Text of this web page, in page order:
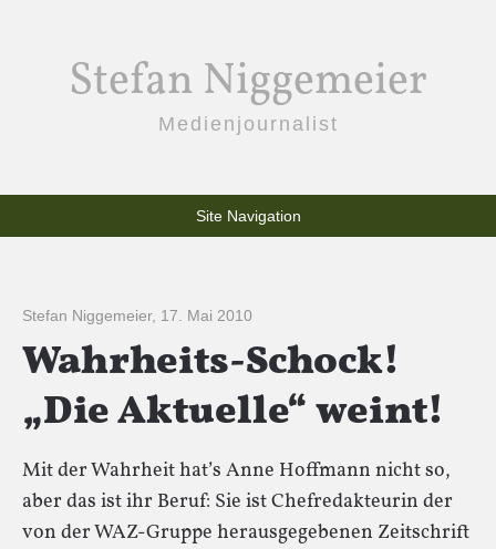
Stefan Niggemeier
Medienjournalist
Site Navigation
Stefan Niggemeier, 17. Mai 2010
Wahrheits-Schock!
„Die Aktuelle“ weint!
Mit der Wahrheit hat’s Anne Hoffmann nicht so,
aber das ist ihr Beruf: Sie ist Chefredakteurin der
von der WAZ-Gruppe herausgegebenen Zeitschrift